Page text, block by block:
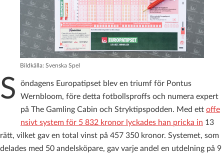
Bildkälla: Svenska Spel
S
öndagens Europatipset blev en triumf för Pontus
Wernbloom, före detta fotbollsproffs och numera expert
på The Gamling Cabin och Stryktipspodden. Med ett offe
nsivt system för 5 832 kronor lyckades han pricka in 13
rätt, vilket gav en total vinst på 457 350 kronor. Systemet, som
delades med 50 andelsköpare, gav varje andel en utdelning på 9